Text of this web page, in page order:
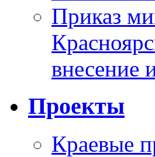
Приказ
внесение
Проекты
Краевые